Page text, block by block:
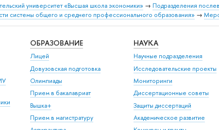
университет «Высшая школа экономики» → Подразделения
системы общего и среднего профессионального образования» →
ОБРАЗОВАНИЕ
Лицей
Довузовская подготовка
Олимпиады
Прием в бакалавриат
Вышка+
Прием в магистратуру
НАУКА
Научные подразделения
Исследовательские проекты
Мониторинги
Диссертационные советы
Защиты диссертаций
Академическое развитие